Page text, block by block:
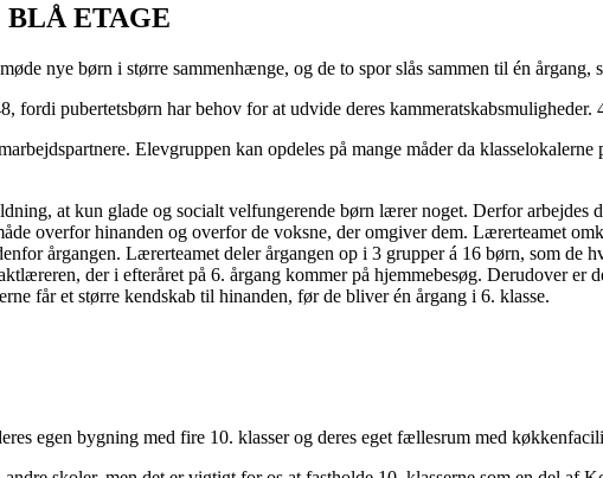
BLÅ ETAGE
nye børn i større sammenhænge, og de to spor slås sammen til én
fordi pubertetsbørn har behov for at udvide deres
Elevgruppen kan opdeles på mange måder da
at kun glade og socialt velfungerende børn lærer noget. Derfor arbejdes
overfor hinanden og overfor de voksne, der omgiver dem. Lærerteamet
årgangen. Lærerteamet deler årgangen op i 3 grupper á 16 børn, som
der i efteråret på 6. årgang kommer på hjemmebesøg. Derudover
får et større kendskab til hinanden, før de bliver én årgang i 6. klasse.
egen bygning med fire 10. klasser og deres eget fællesrum med